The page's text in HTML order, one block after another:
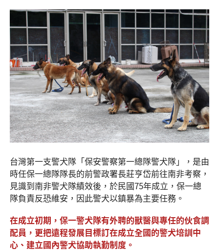
台灣第一支警犬隊「保安警察第一總隊警犬隊」，是由
時任保一總隊隊長的前警政署長莊亨岱前往南非考察，
見識到南非警犬隊績效後，於民國75年成立，保一總
隊負責反恐維安，因此警犬以鎮暴為主要任務。
在成立初期，保一警犬隊有外聘的獸醫與專任的伙食調
配員，更把遠程發展目標訂在成立全國的警犬培訓中
心、建立國內警犬協助執勤制度。